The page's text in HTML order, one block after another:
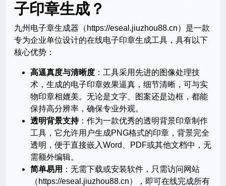
子印章生成？
九州电子章生成器（https://eseal.jiuzhou88.cn）是一款
专为企业单位设计的在线电子印章生成工具，具有以下
核心优势：
高逼真度与清晰度 ：工具采用先进的图像处理技
术，生成的电子印章效果逼真，细节清晰，可与实
物印章相媲美。无论是文字、图案还是边框，都能
保持高分辨率，确保专业外观。
透明背景支持：作为一款优秀的透明背景印章制作
工具，它允许用户生成PNG格式的印章，背景完全
透明，便于直接嵌入Word、PDF或其他文档中，无
需额外编辑。
简单易用 ：无需下载或安装软件，只需访问网站
（https://eseal.jiuzhou88.cn），即可在线完成所有